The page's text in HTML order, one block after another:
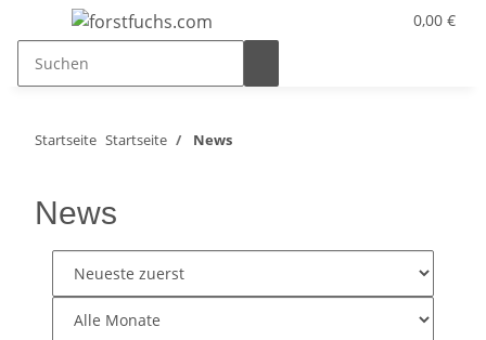
0,00 €
Startseite Startseite News
News